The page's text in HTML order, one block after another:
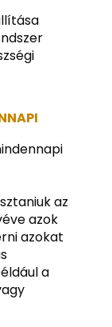
az
azok
azokat
a